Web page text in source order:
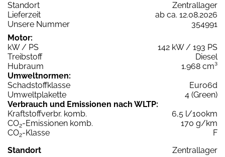
Standort
Zentrallager
Lieferzeit
ab ca. 12.08.2026
Unsere Nummer
354991
Motor:
kW / PS
142 kW / 193 PS
Treibstoff
Diesel
Hubraum
1.968 cm³
Umweltnormen:
Schadstoffklasse
Euro6d
Umweltplakette
4 (Green)
Verbrauch und Emissionen nach WLTP:
Kraftstoffverbr. komb.
6,5 l/100km
CO2-Emissionen komb.
170 g/km
CO2-Klasse
F
Standort
Zentrallager